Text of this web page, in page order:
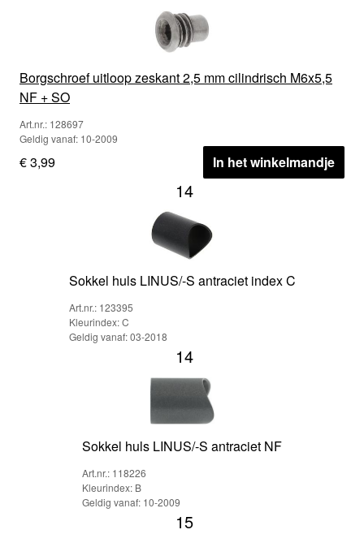
Borgschroef uitloop zeskant 2,5 mm cilindrisch M6x5,5
NF + SO
Art.nr.: 128697
Geldig vanaf: 10-2009
€ 3,99 In het winkelmandje
14
Sokkel huls LINUS/-S antraciet index C
Art.nr.: 123395
Kleurindex: C
Geldig vanaf: 03-2018
14
Sokkel huls LINUS/-S antraciet NF
Art.nr.: 118226
Kleurindex: B
Geldig vanaf: 10-2009
15